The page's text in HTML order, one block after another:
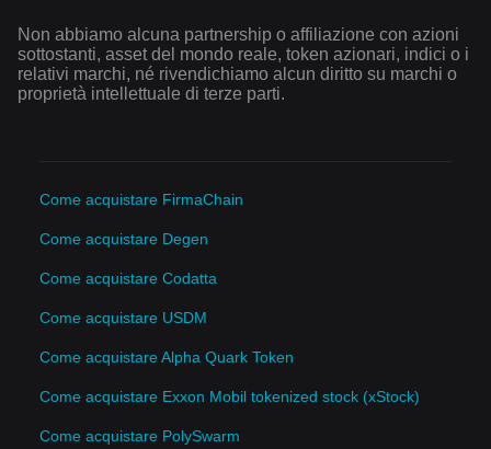
Non abbiamo alcuna partnership o affiliazione con azioni
sottostanti, asset del mondo reale, token azionari, indici o i
relativi marchi, né rivendichiamo alcun diritto su marchi o
proprietà intellettuale di terze parti.
Come acquistare FirmaChain
Come acquistare Degen
Come acquistare Codatta
Come acquistare USDM
Come acquistare Alpha Quark Token
Come acquistare Exxon Mobil tokenized stock (xStock)
Come acquistare PolySwarm